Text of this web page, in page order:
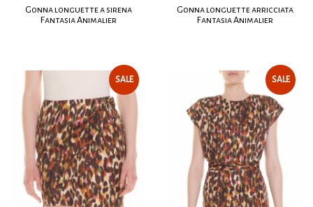
Gonna longuette a sirena
Fantasia Animalier
Gonna longuette arricciata
Fantasia Animalier
SALE SALE